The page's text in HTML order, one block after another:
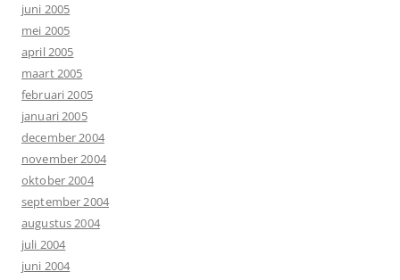
juni 2005
mei 2005
april 2005
maart 2005
februari 2005
januari 2005
december 2004
november 2004
oktober 2004
september 2004
augustus 2004
juli 2004
juni 2004